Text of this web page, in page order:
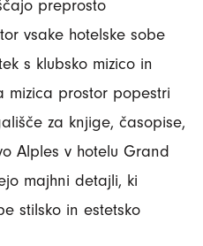
preprosto
vsake hotelske sobe
s klubsko mizico in
mizica prostor popestri
za knjige, časopise,
Alples v hotelu Grand
majhni detajli, ki
stilsko in estetsko